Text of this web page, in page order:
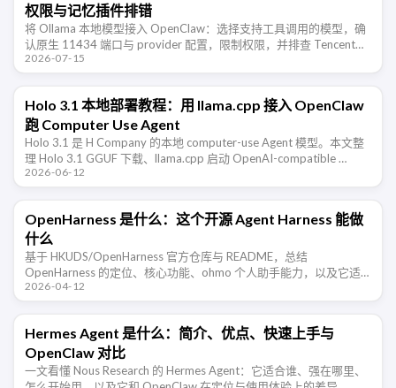
权限与记忆插件排错
将 Ollama 本地模型接入 OpenClaw：选择支持工具调用的模型，确
认原生 11434 端口与 provider 配置，限制权限，并排查 TencentDB
Agent Memory 的长期记 …
2026-07-15
Holo 3.1 本地部署教程：用 llama.cpp 接入 OpenClaw
跑 Computer Use Agent
Holo 3.1 是 H Company 的本地 computer-use Agent 模型。本文整
理 Holo 3.1 GGUF 下载、llama.cpp 启动 OpenAI-compatible …
2026-06-12
OpenHarness 是什么：这个开源 Agent Harness 能做
什么
基于 HKUDS/OpenHarness 官方仓库与 README，总结
OpenHarness 的定位、核心功能、ohmo 个人助手能力，以及它适
合哪些使用场景。
2026-04-12
Hermes Agent 是什么：简介、优点、快速上手与
OpenClaw 对比
一文看懂 Nous Research 的 Hermes Agent：它适合谁、强在哪里、